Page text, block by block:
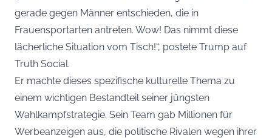
gerade gegen Männer entschieden, die in
Frauensportarten antreten. Wow! Das nimmt diese
lächerliche Situation vom Tisch!“, postete Trump auf
Truth Social.
Er machte dieses spezifische kulturelle Thema zu
einem wichtigen Bestandteil seiner jüngsten
Wahlkampfstrategie. Sein Team gab Millionen für
Werbeanzeigen aus, die politische Rivalen wegen ihrer